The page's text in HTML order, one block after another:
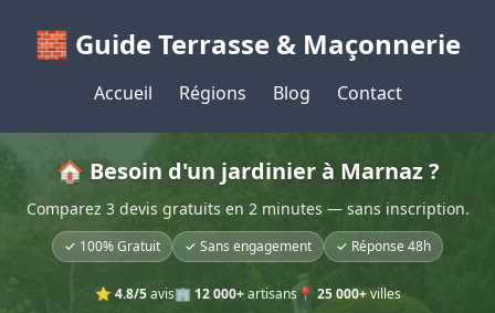
🧱 Guide Terrasse & Maçonnerie
Accueil Régions Blog Contact
🏠 Besoin d'un jardinier à Marnaz ?
Comparez 3 devis gratuits en 2 minutes — sans inscription.
✓ 100% Gratuit ✓ Sans engagement ✓ Réponse 48h
⭐ 4.8/5avis🏢 12 000+artisans📍 25 000+villes